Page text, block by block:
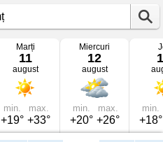
Marți
11
august
min.
+19°
max.
+33°
Miercuri
12
august
min.
+20°
max.
+26°
min.
+18°